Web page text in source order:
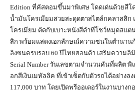
Edition ที่คัสตอมขึ้นมาพิเศษ โดดเด่นด้วยสีโ
น้ำมันโครเมียมสวยสะดุดตาสไตล์กคลาสสิก
โครเมียม ตัดกับเบาะหนังสีดำที่โชว์หมุดสแ
สิก พร้อมแสดงเอกลักษณ์ความซนในตำนานกั
ลิงซนครบรอบ 60 ปีไทยฮอนด้า เสริมความลิมิ
Serial Number รันเลขตามจำนวนคันที่ผลิต
อกสีเงินเมทัลลิค ที่เข้าเซ็ตกับตัวรถได้อย่างล
117,000 บาท โดยเปิดพรีออเดอร์ในงานบางก